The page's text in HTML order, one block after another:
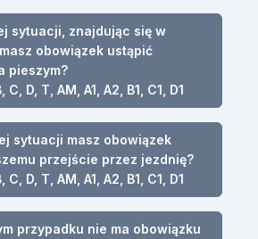
sytuacji, znajdując się w
obowiązek ustąpić
pieszym?
D, T, AM, A1, A2, B1, C1, D1
sytuacji masz obowiązek
przejście przez jezdnię?
D, T, AM, A1, A2, B1, C1, D1
przypadku nie ma obowiązku